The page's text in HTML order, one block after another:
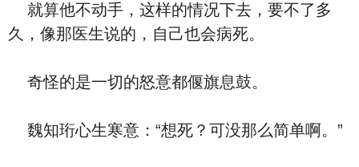
就算他不动手，这样的情况下去，要不了多
久，像那医生说的，自己也会病死。
奇怪的是一切的怒意都偃旗息鼓。
魏知珩心生寒意：“想死？可没那么简单啊。”